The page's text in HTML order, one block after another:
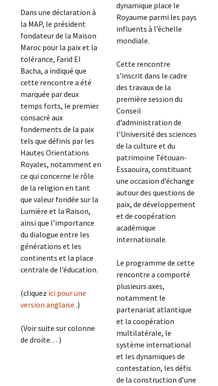
Dans une déclaration à
la MAP, le président
fondateur de la Maison
Maroc pour la paix et la
tolérance, Farid El
Bacha, a indiqué que
cette rencontre a été
marquée par deux
temps forts, le premier
consacré aux
fondements de la paix
tels que définis par les
Hautes Orientations
Royales, notamment en
ce qui concerne le rôle
de la religion en tant
que valeur fondée sur la
Lumière et la Raison,
ainsi que l’importance
du dialogue entre les
générations et les
continents et la place
centrale de l’éducation.
(cliquez ici pour une
version anglaise.)
(Voir suite sur colonne
de droite. . . )
dynamique place le
Royaume parmi les pays
influents à l’échelle
mondiale.
Cette rencontre
s’inscrit dans le cadre
des travaux de la
première session du
Conseil
d’administration de
l’Université des sciences
de la culture et du
patrimoine Tétouan-
Essaouira, constituant
une occasion d’échange
autour des questions de
paix, de développement
et de coopération
académique
internationale.
Le programme de cette
rencontre a comporté
plusieurs axes,
notamment le
partenariat atlantique
et la coopération
multilatérale, le
système international
et les dynamiques de
contestation, les défis
de la construction d’une